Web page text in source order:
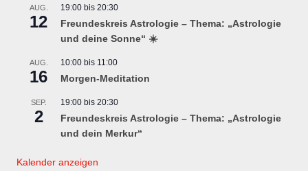
AUG.
12
19:00 bis 20:30
Freundeskreis Astrologie – Thema: „Astrologie
und deine Sonne“ ☀️
AUG.
16
10:00 bis 11:00
Morgen-Meditation
SEP.
2
19:00 bis 20:30
Freundeskreis Astrologie – Thema: „Astrologie
und dein Merkur“
Kalender anzeigen